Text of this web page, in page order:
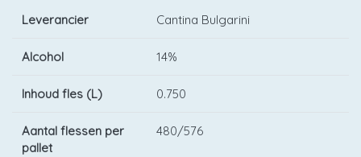
Leverancier Cantina Bulgarini
Alcohol 14%
Inhoud fles (L) 0.750
Aantal flessen per
pallet
480/576